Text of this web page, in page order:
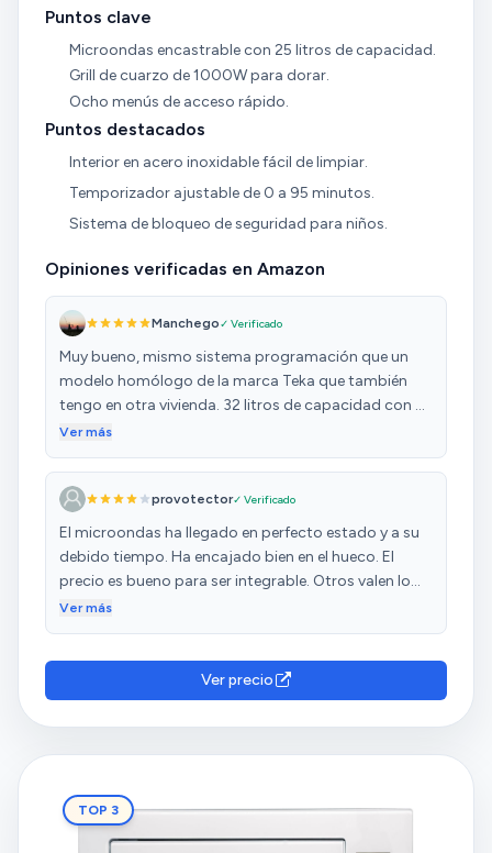
Puntos clave
Microondas encastrable con 25 litros de capacidad.
Grill de cuarzo de 1000W para dorar.
Ocho menús de acceso rápido.
Puntos destacados
Interior en acero inoxidable fácil de limpiar.
Temporizador ajustable de 0 a 95 minutos.
Sistema de bloqueo de seguridad para niños.
Opiniones verificadas en Amazon
Manchego✓ Verificado
Muy bueno, mismo sistema programación que un
modelo homólogo de la marca Teka que también
tengo en otra vivienda. 32 litros de capacidad con un
tamaño estándar para encastrar. Ha quedado
Ver más
provotector✓ Verificado
El microondas ha llegado en perfecto estado y a su
debido tiempo. Ha encajado bien en el hueco. El
precio es bueno para ser integrable. Otros valen lo
mismo y no tienen por ejemplo el tamaño de 25l que
sobra espacio. Como puntos negativos decir que
pone que tiene ventilador de convección, pero es
mentira. Y también señalar que las huellas se marcan
Ver más
Ver precio
TOP 3